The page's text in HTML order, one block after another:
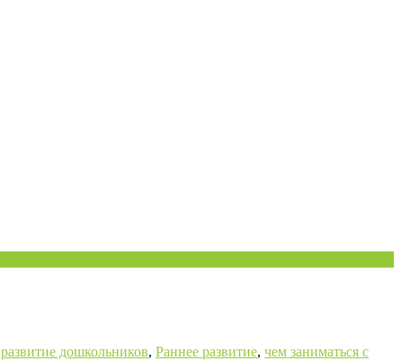
развитие дошкольников, Раннее развитие, чем заниматься с